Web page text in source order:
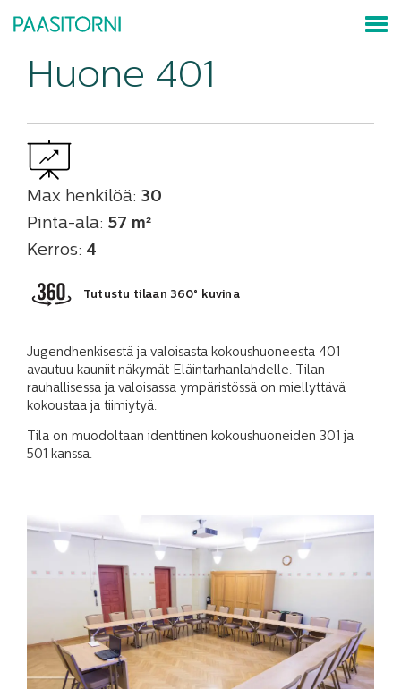
Huone 401
Max henkilöä: 30
Pinta-ala: 57 m²
Kerros: 4
Tutustu tilaan 360° kuvina
Jugendhenkisestä ja valoisasta kokoushuoneesta 401
avautuu kauniit näkymät Eläintarhanlahdelle. Tilan
rauhallisessa ja valoisassa ympäristössä on miellyttävä
kokoustaa ja tiimiytyä.
Tila on muodoltaan identtinen kokoushuoneiden 301 ja
501 kanssa.